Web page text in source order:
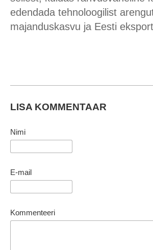
edendada tehnoloogilist
majanduskasvu ja Eesti
LISA KOMMENTAAR
Nimi
E-mail
Kommenteeri